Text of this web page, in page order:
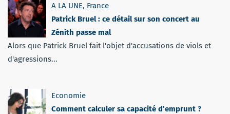
A LA UNE, France
Patrick Bruel : ce détail sur son concert au
Zénith passe mal
Alors que Patrick Bruel fait l'objet d'accusations de viols et
d'agressions...
Economie
Comment calculer sa capacité d’emprunt ?